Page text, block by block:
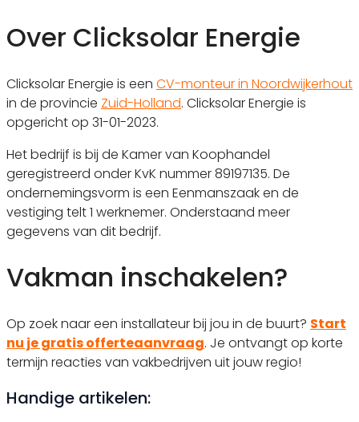
Over Clicksolar Energie
Clicksolar Energie is een CV-monteur in Noordwijkerhout
in de provincie Zuid-Holland. Clicksolar Energie is
opgericht op 31-01-2023.
Het bedrijf is bij de Kamer van Koophandel
geregistreerd onder KvK nummer 89197135. De
ondernemingsvorm is een Eenmanszaak en de
vestiging telt 1 werknemer. Onderstaand meer
gegevens van dit bedrijf.
Vakman inschakelen?
Op zoek naar een installateur bij jou in de buurt? Start
nu je gratis offerteaanvraag. Je ontvangt op korte
termijn reacties van vakbedrijven uit jouw regio!
Handige artikelen: